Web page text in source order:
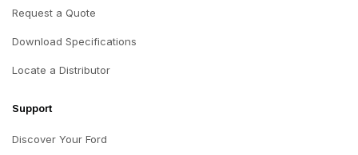
Request a Quote
Download Specifications
Locate a Distributor
Support
Discover Your Ford